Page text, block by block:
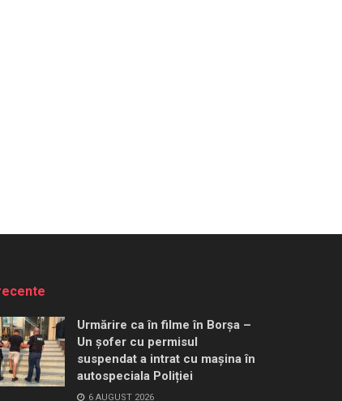
Urmărire ca în filme în Borșa –
Un șofer cu permisul
suspendat a intrat cu mașina în
autospeciala Poliției
6 AUGUST 2026